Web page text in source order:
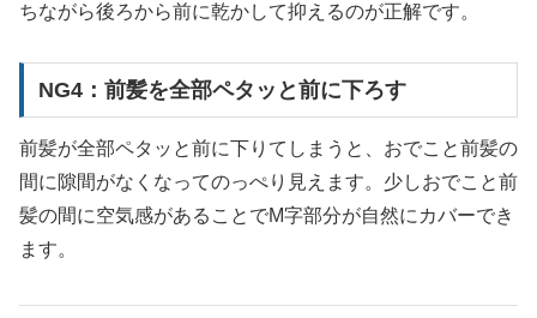
ちながら後ろから前に乾かして抑えるのが正解です。
NG4：前髪を全部ペタッと前に下ろす
前髪が全部ペタッと前に下りてしまうと、おでこと前髪の
間に隙間がなくなってのっぺり見えます。少しおでこと前
髪の間に空気感があることでM字部分が自然にカバーでき
ます。